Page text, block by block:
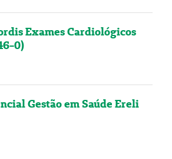
Exames Cardiológicos
0)
Gestão em Saúde Ereli